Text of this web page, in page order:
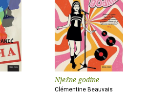
Nježne godine
Clémentine Beauvais